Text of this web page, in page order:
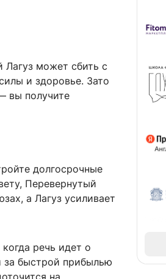
Лагуз может сбить с
и здоровье. Зато
вы получите
долгосрочные
Перевернутый
а Лагуз усиливает
речь идет о
за быстрой прибылью